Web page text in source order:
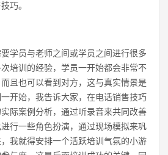
巧。
学员与老师之间或学员之间进行很多
培训的经验，学员一开始都会非常不
且也可以看到对方，这与真实情景是
开始，我告诉大家，在电话销售技巧
际案例分析，通过听录音来共同改善
行一些角色扮演，通过现场模拟来巩
我就得安排一个活跃培训气氛的小游